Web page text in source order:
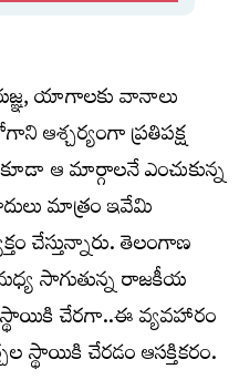
యాగాలకు వానాలు
ఆశ్చర్యంగా ప్రతిపక్ష
ఆ మార్గాలనే ఎంచుకున్న
మాత్రం ఇవేమి
చేస్తున్నారు. తెలంగాణ
సాగుతున్న రాజకీయ
చేరగా..ఈ వ్యవహారం
స్థాయికి చేరడం ఆసక్తికరం.